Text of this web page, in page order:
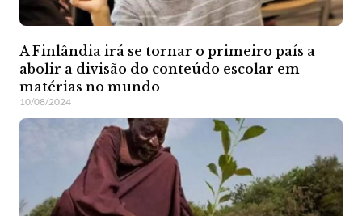
A Finlândia irá se tornar o primeiro país a
abolir a divisão do conteúdo escolar em
matérias no mundo
10/08/2024